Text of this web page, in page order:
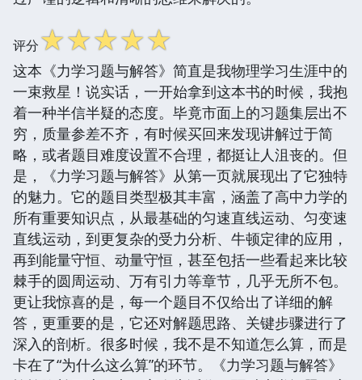
评分☆☆☆☆☆
这本《力学习题与解答》简直是我物理学习生涯中的
一束救星！说实话，一开始拿到这本书的时候，我抱
着一种半信半疑的态度。毕竟市面上的习题集层出不
穷，质量参差不齐，有时候买回来发现讲解过于简
略，或者题目难度设置不合理，都挺让人沮丧的。但
是，《力学习题与解答》从第一页就展现出了它独特
的魅力。它的题目类型极其丰富，涵盖了高中力学的
所有重要知识点，从最基础的匀速直线运动、匀变速
直线运动，到更复杂的受力分析、牛顿定律的应用，
再到能量守恒、动量守恒，甚至包括一些看起来比较
棘手的圆周运动、万有引力等章节，几乎无所不包。
更让我惊喜的是，每一个题目不仅给出了详细的解
答，更重要的是，它还对解题思路、关键步骤进行了
深入的剖析。很多时候，我不是不知道怎么算，而是
卡在了“为什么这么算”的环节。《力学习题与解答》